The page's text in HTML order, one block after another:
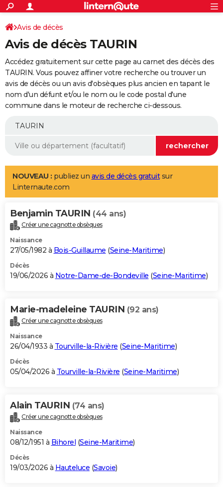
ACTUALITÉS
Politique
Société
Faits Divers
Education
Monde
Villes
+
SPORT
Coupe du monde 2026
Football
Tennis
Cyclisme
Rugby
Forum
Programme TV
TNT
Streaming
Cinéma
Sorties cinéma
Musique
+FINANCE
Retraite
Epargne
Immobilier
Risques naturels par ville
Banque
Assurance
AUTO
Essais
Réserver un essai
Citadines
Berlines
SUV
Forum auto
+
Mobiles
Meilleur smartphone
Internet
Ordinateurs
Jeux vidéo
Guide high-tech
Aménagement intérieur
LIFESTYLE
Art de vivre
Bien-être
Loisirs
Mode
Modes de vie
Alimentation
Guide de la santé
Maladies
Médicaments
Sommeil
VOYAGE
Destinations
City break
Voyage nature
Voyage de noces
Forum
Climat
+PHOTO
GUIDES D'ACHAT
BONS PLANS
Carte de Noël
Carte Bonne année
Carte Saint-Valentin
Carte Pâques
Carte d'anniversaire
DICTIONNAIRE
Dictionnaire
Biographies
Citations
Expressions
Proverbes
PROGRAMME TV
S'inscrire
Se connecter
Lycées
Collèges
Primaires
Universités
Entreprises
Service militaire
Avis de recherche
AVIS DE DÉCÈS
Bricolage
Lifestyle
Culture
Sport
Auto
Television
Voyage
Cinema
Avis de décès
Avis de décès TAURIN
Accédez gratuitement sur cette page au carnet des décès des
TAURIN. Vous pouvez affiner votre recherche ou trouver un
avis de décès ou un avis d'obsèques plus ancien en tapant le
nom d'un défunt et/ou le nom ou le code postal d'une
commune dans le moteur de recherche ci-dessous.
NOUVEAU : publiez un avis de décès gratuitsur
Linternaute.com
Benjamin TAURIN (44 ans)
Créer une cagnotte obsèques
Naissance
27/05/1982 à Bois-Guillaume (Seine-Maritime)
Décès
19/06/2026 à Notre-Dame-de-Bondeville (Seine-Maritime)
Marie-madeleine TAURIN (92 ans)
Créer une cagnotte obsèques
Naissance
26/04/1933 à Tourville-la-Rivière (Seine-Maritime)
Décès
05/04/2026 à Tourville-la-Rivière (Seine-Maritime)
Alain TAURIN (74 ans)
Créer une cagnotte obsèques
Naissance
08/12/1951 à Bihorel (Seine-Maritime)
Décès
19/03/2026 à Hauteluce (Savoie)